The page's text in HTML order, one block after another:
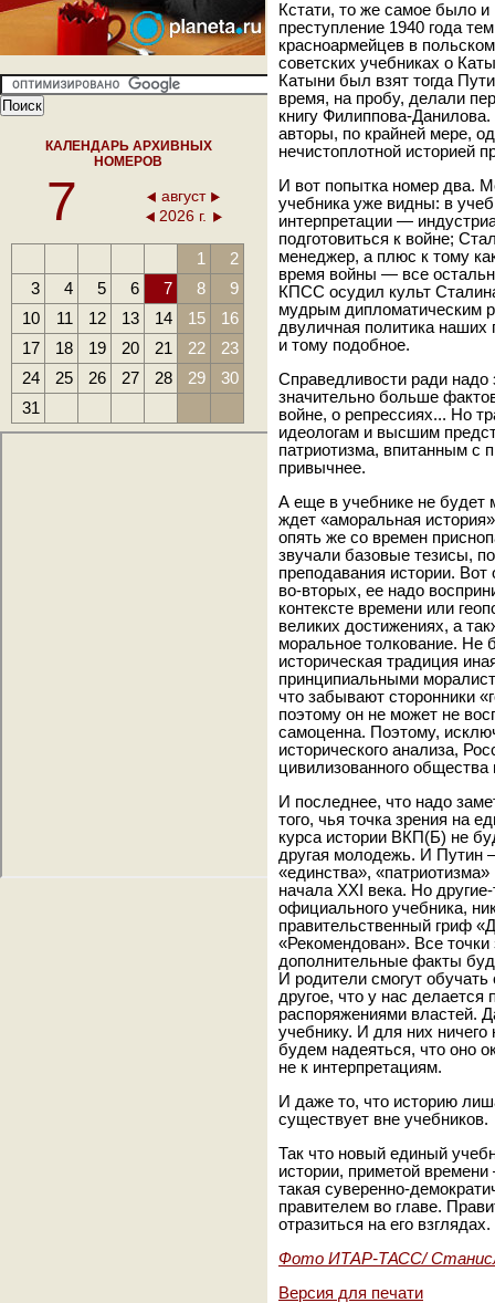
КАЛЕНДАРЬ АРХИВНЫХ
НОМЕРОВ
7
август
2026 г.
1
2
3
4 5 6 7 8
9
10
11 12 13 14 15
16
17
18 19 20 21 22
23
24
25 26 27 28 29
30
31
Кстати, то же самое было и
преступление 1940 года
красноармейцев в
советских учебниках о
Катыни был взят тогда
время, на пробу, делали
книгу Филиппова-
авторы, по крайней мере,
нечистоплотной историей
И вот попытка номер два.
учебника уже видны: в
интерпретации —
подготовиться к войне;
менеджер, а плюс к тому
время войны — все
КПСС осудил культ
мудрым дипломатическим
двуличная политика наших
и тому подобное.
Справедливости ради надо
значительно больше
войне, о репрессиях... Но
идеологам и высшим
патриотизма, впитанным с
привычнее.
А еще в учебнике не будет
ждет «аморальная
опять же со времен
звучали базовые тезисы,
преподавания истории.
во-вторых, ее надо
контексте времени или
великих достижениях, а
моральное толкование. Не
историческая традиция
принципиальными
что забывают сторонники
поэтому он не может не
самоценна. Поэтому,
исторического анализа,
цивилизованного
И последнее, что надо
того, чья точка зрения на
курса истории ВКП(Б) не
другая молодежь. И Путин
«единства»,
начала XXI века. Но
официального учебника,
правительственный гриф
«Рекомендован». Все точки
дополнительные факты
И родители смогут
другое, что у нас
распоряжениями властей.
учебнику. И для них
будем надеяться, что оно
не к интерпретациям.
И даже то, что историю
существует вне учебников.
Так что новый единый
истории, приметой
такая суверенно-
правителем во главе.
отразиться на его
Фото ИТАР-ТАСС/
Версия для печати